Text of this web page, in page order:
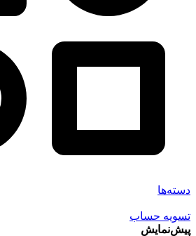
دسته‌ها
تسویه حساب
پیش‌نمایش